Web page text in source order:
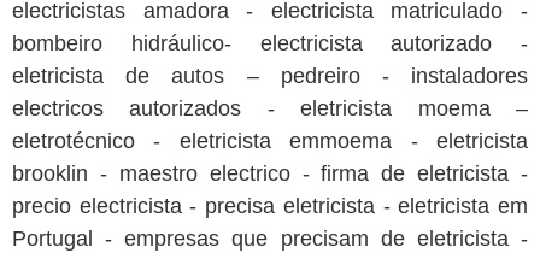
electricistas amadora - electricista matriculado -
bombeiro hidráulico- electricista autorizado -
eletricista de autos – pedreiro - instaladores
electricos autorizados - eletricista moema –
eletrotécnico - eletricista emmoema - eletricista
brooklin - maestro electrico - firma de eletricista -
precio electricista - precisa eletricista - eletricista em
Portugal - empresas que precisam de eletricista -